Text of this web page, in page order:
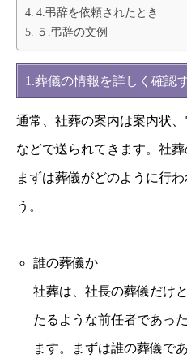
4.弔辞を依頼されたとき
５.弔辞の文例
1.葬儀の情報を詳しく確認
通常、社葬の案内は案内状
などで送られてきます。社
まずは葬儀がどのように行
う。
誰の葬儀か
社葬は、社長の葬儀だけ
たるような前任者であっ
ます。まずは誰の葬儀で